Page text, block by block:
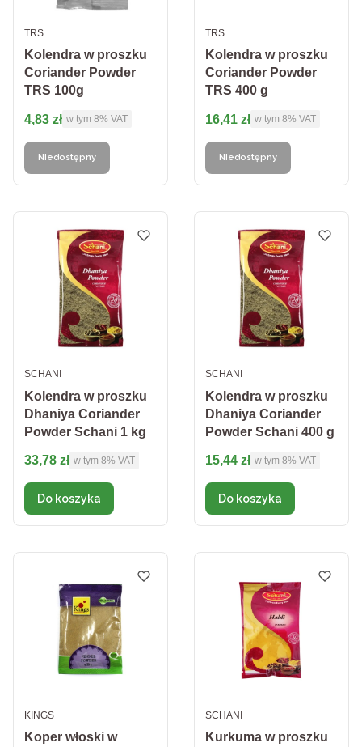
Kolendra w proszku
Coriander Powder
TRS 100g
PRODUCENT
TRS
Cena brutto
4,83 zł w tym %s VAT
w tym 8% VAT
Niedostępny
Kolendra w proszku
Coriander Powder
TRS 400 g
PRODUCENT
TRS
Cena brutto
16,41 zł w tym %s VAT
w tym 8% VAT
Niedostępny
Kolendra w proszku
Dhaniya Coriander
Powder Schani 1 kg
PRODUCENT
SCHANI
Cena brutto
33,78 zł w tym %s VAT
w tym 8% VAT
Do koszyka
Kolendra w proszku
Dhaniya Coriander
Powder Schani 400 g
PRODUCENT
SCHANI
Cena brutto
15,44 zł w tym %s VAT
w tym 8% VAT
Do koszyka
Koper włoski w
PRODUCENT
KINGS
Kurkuma w proszku
PRODUCENT
SCHANI